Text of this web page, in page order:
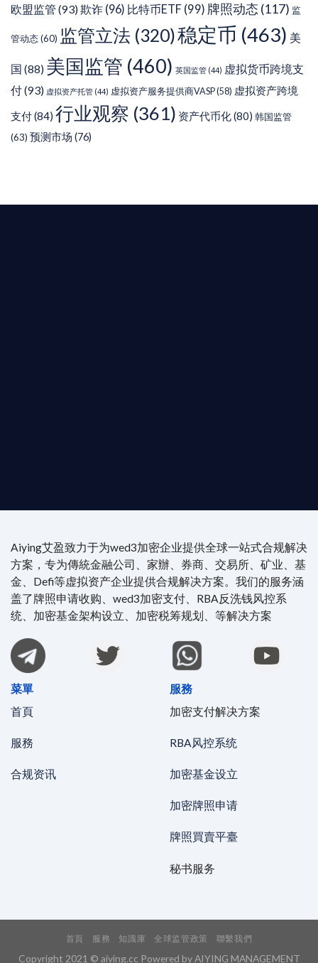
欧盟监管 (93)欺诈 (96) 比特币ETF (99) 牌照动态 (117) 监
管动态(60) 监管立法 (320)稳定币 (463) 美
国 (88) 美国监管 (460) 英国监管 (44) 虚拟货币跨境支
付(93) 虚拟资产托管 (44) 虚拟资产服务提供商VASP(58) 虚拟资产跨境
支付(84) 行业观察 (361) 资产代币化 (80) 韩国监管
(63) 预测市场 (76)
Aiying艾盈致力于为wed3加密企业提供全球一站式合规解决
方案，专为傳統金融公司、家辦、券商、交易所、矿业、基
金、Defi等虚拟资产企业提供合规解决方案。我们的服务涵
盖了牌照申请收购、wed3加密支付、RBA反洗钱风控系
统、加密基金架构设立、加密税筹规划、等解决方案
菜單
首頁
服務
合规资讯
服務
加密支付解决方案
RBA风控系统
加密基金设立
加密牌照申请
牌照買賣平臺
秘书服务
首頁 服務 知識庫 全球监管政策 聯繫我們
Copyright 2021 © aiying.cc Powered by AIYING MANAGEMENT